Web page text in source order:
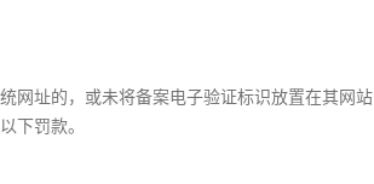
网址的，或未将备案电子验证标识放置在其网站
下罚款。